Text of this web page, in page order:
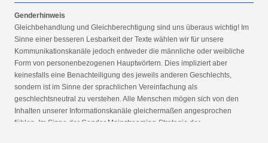
Genderhinweis
Gleichbehandlung und Gleichberechtigung sind uns überaus wichtig! Im
Sinne einer besseren Lesbarkeit der Texte wählen wir für unsere
Kommunikationskanäle jedoch entweder die männliche oder weibliche
Form von personenbezogenen Hauptwörtern. Dies impliziert aber
keinesfalls eine Benachteiligung des jeweils anderen Geschlechts,
sondern ist im Sinne der sprachlichen Vereinfachung als
geschlechtsneutral zu verstehen. Alle Menschen mögen sich von den
Inhalten unserer Informationskanäle gleichermaßen angesprochen
fühlen. Im Sinne der Gender Mainstreaming-Strategie der